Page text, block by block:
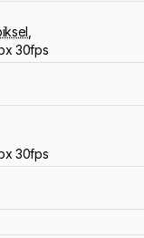
30fps
30fps